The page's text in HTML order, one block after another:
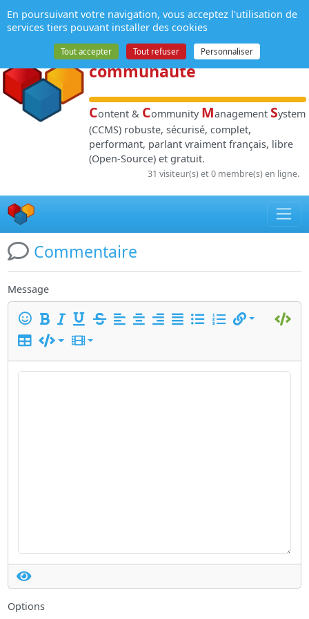
NPDS:Gestion de
contenuet de
communauté
Content & Community Management System
(CCMS) robuste, sécurisé, complet,
performant, parlant vraiment français, libre
(Open-Source) et gratuit.
31 visiteur(s) et 0 membre(s) en ligne.
Commentaire
Message
Options
Panneau de gestion des cookies
En poursuivant votre navigation, vous acceptez l'utilisation de
services tiers pouvant installer des cookies
Tout accepter Tout refuser Personnaliser